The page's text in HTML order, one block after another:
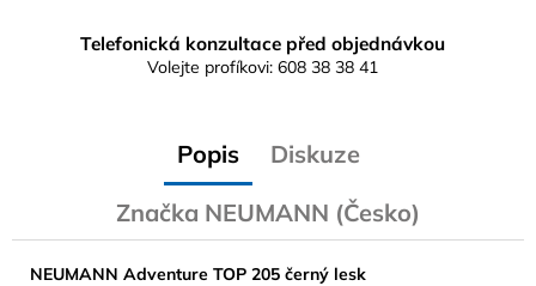
Telefonická konzultace před objednávkou
Volejte profíkovi: 608 38 38 41
Popis
Diskuze
Značka NEUMANN (Česko)
NEUMANN Adventure TOP 205 černý lesk